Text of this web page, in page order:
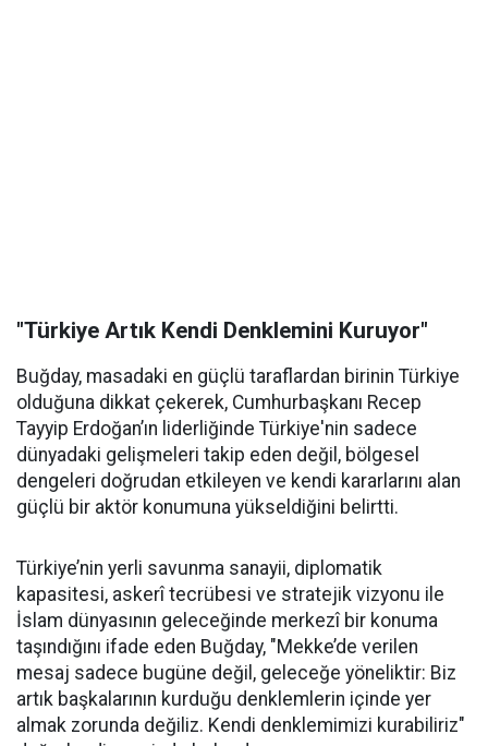
"Türkiye Artık Kendi Denklemini Kuruyor"
Buğday, masadaki en güçlü taraflardan birinin Türkiye
olduğuna dikkat çekerek, Cumhurbaşkanı Recep
Tayyip Erdoğan’ın liderliğinde Türkiye'nin sadece
dünyadaki gelişmeleri takip eden değil, bölgesel
dengeleri doğrudan etkileyen ve kendi kararlarını alan
güçlü bir aktör konumuna yükseldiğini belirtti.
Türkiye’nin yerli savunma sanayii, diplomatik
kapasitesi, askerî tecrübesi ve stratejik vizyonu ile
İslam dünyasının geleceğinde merkezî bir konuma
taşındığını ifade eden Buğday, "Mekke’de verilen
mesaj sadece bugüne değil, geleceğe yöneliktir: Biz
artık başkalarının kurduğu denklemlerin içinde yer
almak zorunda değiliz. Kendi denklemimizi kurabiliriz"